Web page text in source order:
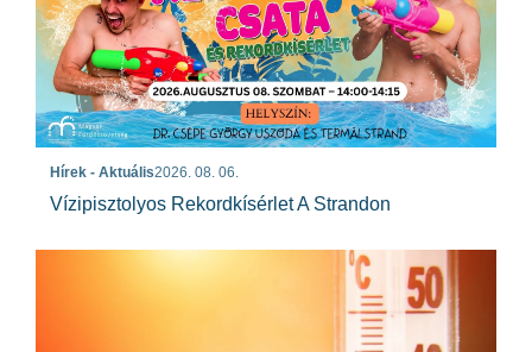
Hírek - Aktuális2026. 08. 06.
Vízipisztolyos Rekordkísérlet A Strandon